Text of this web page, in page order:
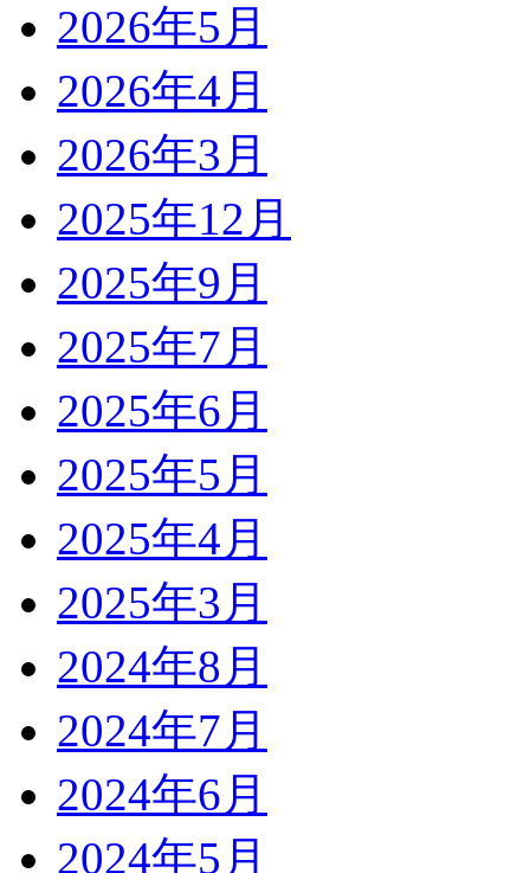
2026年5月
2026年4月
2026年3月
2025年12月
2025年9月
2025年7月
2025年6月
2025年5月
2025年4月
2025年3月
2024年8月
2024年7月
2024年6月
2024年5月